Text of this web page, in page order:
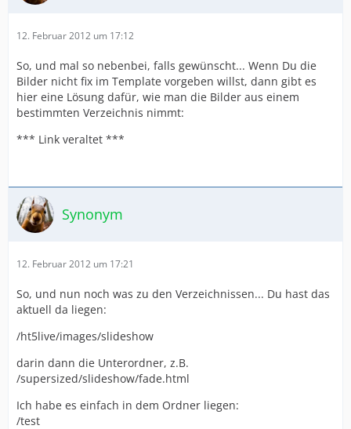
12. Februar 2012 um 17:12
So, und mal so nebenbei, falls gewünscht... Wenn Du die
Bilder nicht fix im Template vorgeben willst, dann gibt es
hier eine Lösung dafür, wie man die Bilder aus einem
bestimmten Verzeichnis nimmt:
*** Link veraltet ***
Synonym
12. Februar 2012 um 17:21
So, und nun noch was zu den Verzeichnissen... Du hast das
aktuell da liegen:
/ht5live/images/slideshow
darin dann die Unterordner, z.B.
/supersized/slideshow/fade.html
Ich habe es einfach in dem Ordner liegen:
/test